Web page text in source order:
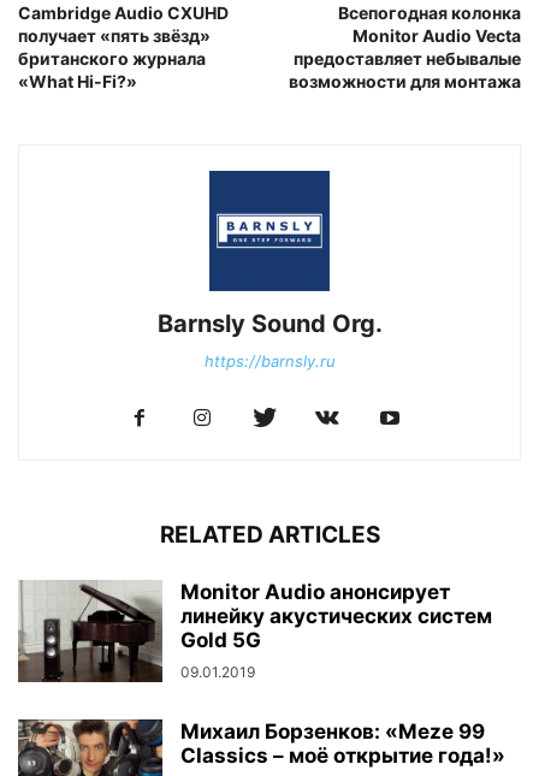
Cambridge Audio CXUHD
получает «пять звёзд»
британского журнала
«What Hi-Fi?»
Всепогодная колонка
Monitor Audio Vecta
предоставляет небывалые
возможности для монтажа
Barnsly Sound Org.
https://barnsly.ru
RELATED ARTICLES
Monitor Audio анонсирует
линейку акустических систем
Gold 5G
09.01.2019
Михаил Борзенков: «Meze 99
Classics – моё открытие года!»